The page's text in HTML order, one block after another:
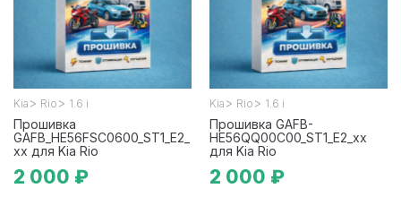
Kia > Rio > 1.6 i
Прошивка
GAFB_HE56FSC0600_ST1_E2_
xx для Kia Rio
2 000 ₽
Kia > Rio > 1.6 i
Прошивка GAFB-
HE56QQ00C00_ST1_E2_xx
для Kia Rio
2 000 ₽